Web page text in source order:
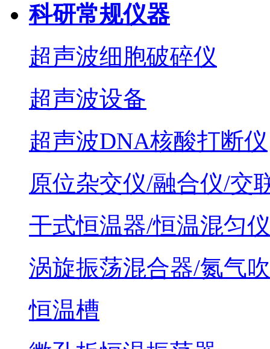
科研常规仪器
超声波细胞破碎仪
超声波设备
超声波DNA核酸打断仪
原位杂交仪/融合仪/交
干式恒温器/恒温混匀仪
涡旋振荡混合器/氮气
恒温槽